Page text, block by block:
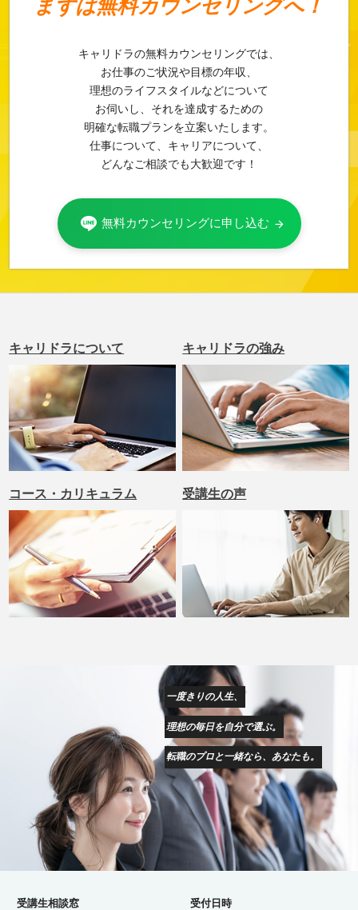
まずは無料カウンセリングへ！
キャリドラの無料カウンセリングでは、
お仕事のご状況や目標の年収、
理想のライフスタイルなどについて
お伺いし、それを達成するための
明確な転職プランを立案いたします。
仕事について、キャリアについて、
どんなご相談でも大歓迎です！
無料カウンセリングに申し込む arrow_forward
キャリドラについて キャリドラの強み
コース・カリキュラム 受講生の声
一度きりの人生、
理想の毎日を自分で選ぶ。
転職のプロと一緒なら、あなたも。
受講生相談窓 受付日時